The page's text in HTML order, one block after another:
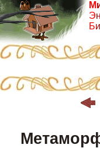
М
Э
Б